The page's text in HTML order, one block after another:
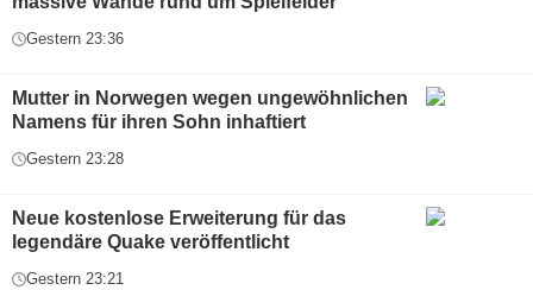
Gestern 23:36
Mutter in Norwegen wegen ungewöhnlichen
Namens für ihren Sohn inhaftiert
Gestern 23:28
Neue kostenlose Erweiterung für das
legendäre Quake veröffentlicht
Gestern 23:21